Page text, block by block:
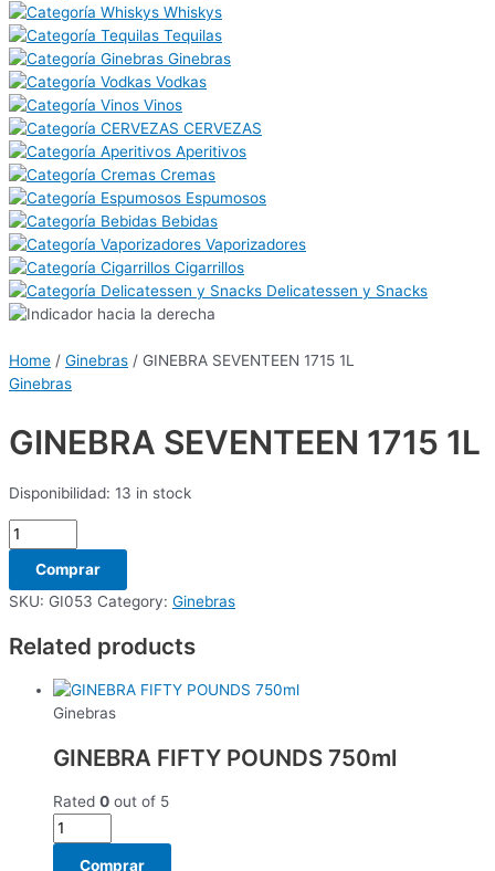
Whiskys
Tequilas
Ginebras
Vodkas
Vinos
CERVEZAS
Aperitivos
Cremas
Espumosos
Bebidas
Vaporizadores
Cigarrillos
Delicatessen y Snacks
Home / Ginebras / GINEBRA SEVENTEEN 1715 1L
Ginebras
GINEBRA SEVENTEEN 1715 1L
Disponibilidad: 13 in stock
Comprar
SKU: GI053 Category: Ginebras
Related products
Ginebras
GINEBRA FIFTY POUNDS 750ml
Rated 0 out of 5
Comprar